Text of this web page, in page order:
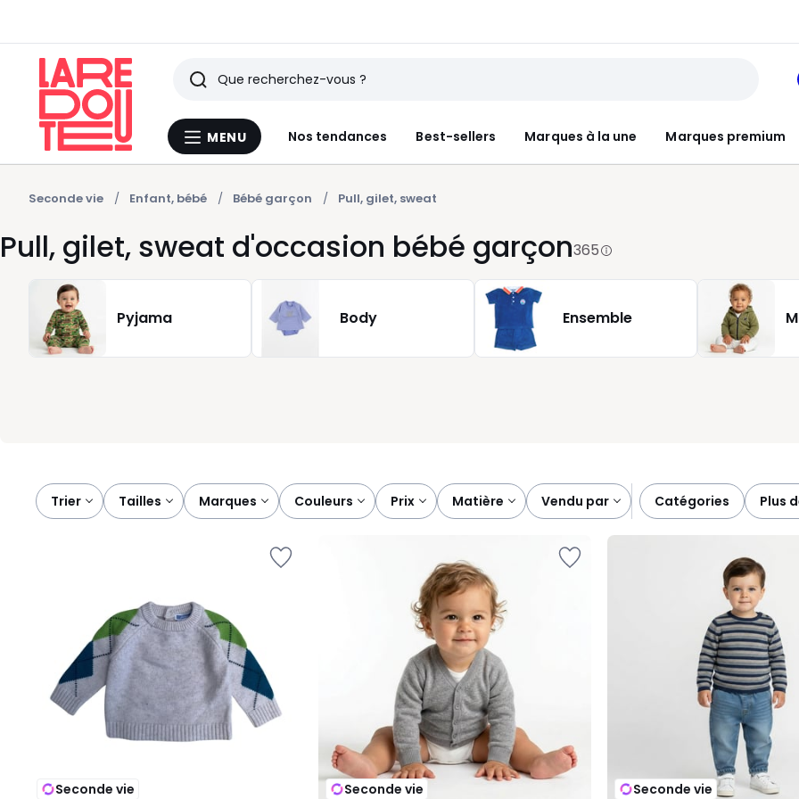
Menu
MENU Nos tendances Best-sellers Marques à la une Marques premium
Rechercher
Derniers
articles
vus
Seconde vie Enfant, bébé Bébé garçon Pull, gilet, sweat
Pull, gilet, sweat d'occasion bébé garçon365
Pyjama Body Ensemble
Trier
tailles marques couleurs prix matière vendu par catégories plus
Seconde vie Seconde vie Seconde vie